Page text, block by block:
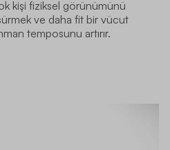
kişi fiziksel görünümünü
ve daha fit bir vücut
temposunu artırır.